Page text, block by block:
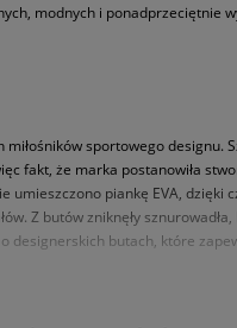
modnych i ponadprzeciętnie
sportowego designu.
fakt, że marka postanowiła
piankę EVA, dzięki
Z butów zniknęły
designerskich butach, które